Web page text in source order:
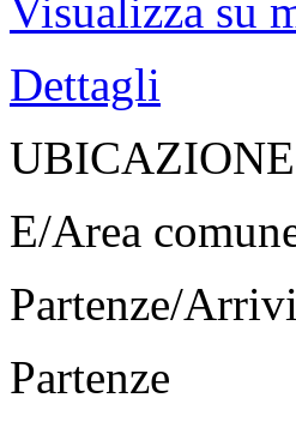
Visualizza su
Dettagli
UBICAZIONE
E/Area
Partenze/Arrivi
Partenze